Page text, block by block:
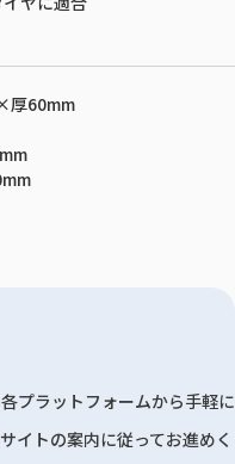
厚60mm
プラットフォームから手軽に
イトの案内に従ってお進めく